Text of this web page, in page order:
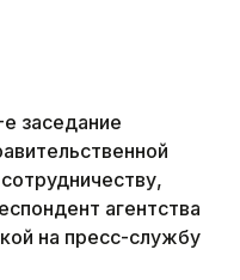
заседание
агентства
на пресс-службу